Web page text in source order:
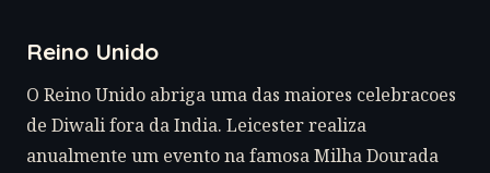
Reino Unido
O Reino Unido abriga uma das maiores celebracoes
de Diwali fora da India. Leicester realiza
anualmente um evento na famosa Milha Dourada